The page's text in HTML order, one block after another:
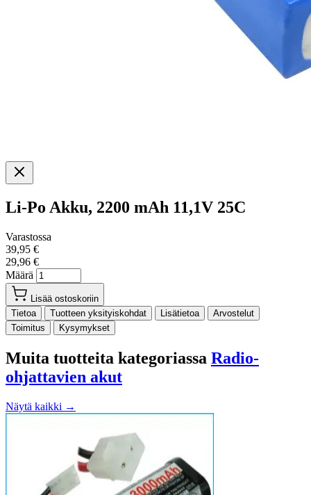
Li-Po Akku, 2200 mAh 11,1V 25C
Varastossa
39,95 €
29,96 €
Määrä
Lisää ostoskoriin
Tietoa
Tuotteen yksityiskohdat Lisätietoa
Arvostelut
Toimitus
Kysymykset
Muita tuotteita kategoriassa Radio-
ohjattavien akut
Näytä kaikki →